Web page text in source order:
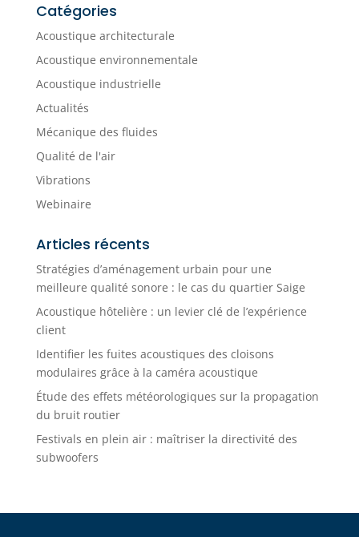
Catégories
Acoustique architecturale
Acoustique environnementale
Acoustique industrielle
Actualités
Mécanique des fluides
Qualité de l'air
Vibrations
Webinaire
Articles récents
Stratégies d’aménagement urbain pour une
meilleure qualité sonore : le cas du quartier Saige
Acoustique hôtelière : un levier clé de l’expérience
client
Identifier les fuites acoustiques des cloisons
modulaires grâce à la caméra acoustique
Étude des effets météorologiques sur la propagation
du bruit routier
Festivals en plein air : maîtriser la directivité des
subwoofers